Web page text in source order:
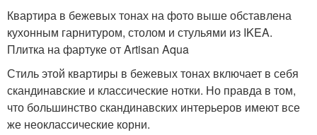
Квартира в бежевых тонах на фото выше обставлена
кухонным гарнитуром, столом и стульями из IKEA.
Плитка на фартуке от Artisan Aqua
Стиль этой квартиры в бежевых тонах включает в себя
скандинавские и классические нотки. Но правда в том,
что большинство скандинавских интерьеров имеют все
же неоклассические корни.